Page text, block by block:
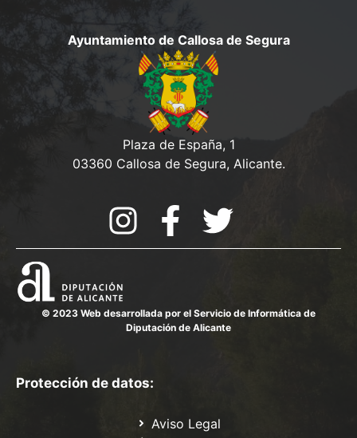
Ayuntamiento de Callosa de Segura
Plaza de España, 1
03360 Callosa de Segura, Alicante.
© 2023 Web desarrollada por el Servicio de Informática de
Diputación de Alicante
Protección de datos:
Aviso Legal